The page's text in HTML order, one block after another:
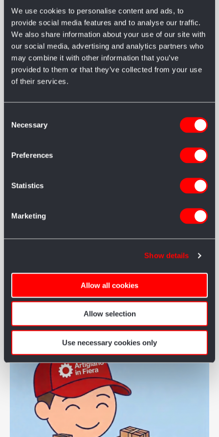
We use cookies to personalise content and ads, to
provide social media features and to analyse our traffic.
We also share information about your use of our site with
our social media, advertising and analytics partners who
may combine it with other information that you’ve
provided to them or that they’ve collected from your use
of their services.
Selection
Necessary
Preferences
Statistics
Marketing
Show details
Allow all cookies
Allow selection
Use necessary cookies only
Accesso diversamente
PRENOTAZIONE DI CARROZZINE MANUALI O MOBILITY
Puoi contattare Mobility Center per il noleggio di scooter